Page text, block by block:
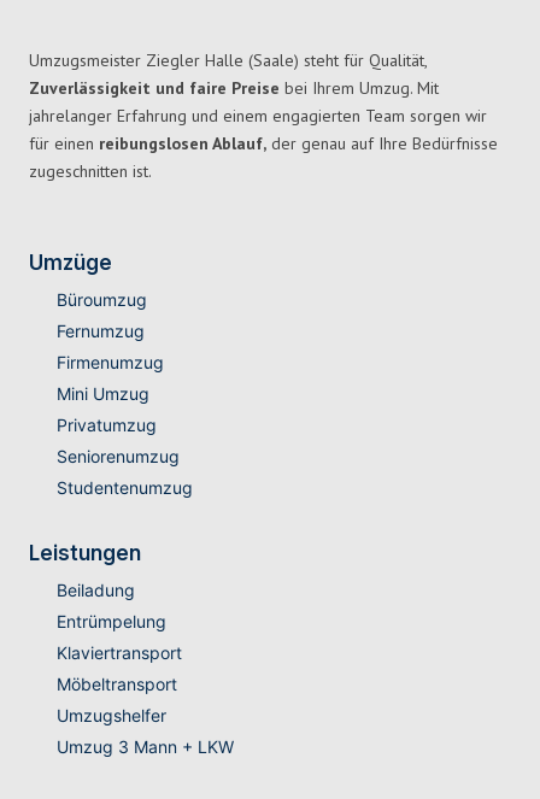
Umzugsmeister Ziegler Halle (Saale) steht für Qualität,
Zuverlässigkeit und faire Preise bei Ihrem Umzug. Mit
jahrelanger Erfahrung und einem engagierten Team sorgen wir
für einen reibungslosen Ablauf, der genau auf Ihre Bedürfnisse
zugeschnitten ist.
Umzüge
Büroumzug
Fernumzug
Firmenumzug
Mini Umzug
Privatumzug
Seniorenumzug
Studentenumzug
Leistungen
Beiladung
Entrümpelung
Klaviertransport
Möbeltransport
Umzugshelfer
Umzug 3 Mann + LKW